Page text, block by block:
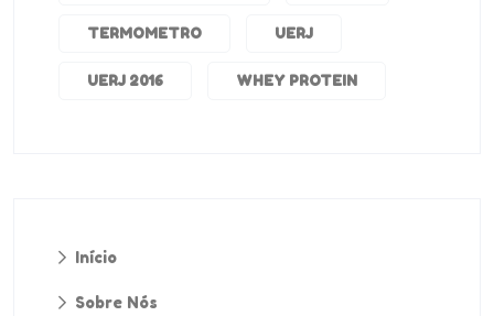
TERMOMETRO UERJ
UERJ 2016 WHEY PROTEIN
Início
Sobre Nós